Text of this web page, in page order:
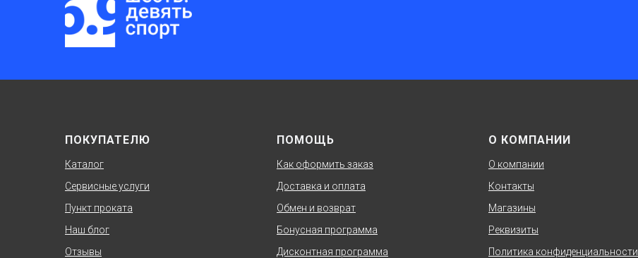
ПОКУПАТЕЛЮ
Каталог
Сервисные услуги
Пункт проката
Наш блог
Отзывы
ПОМОЩЬ
Как оформить заказ
Доставка и оплата
Обмен и возврат
Бонусная программа
Дисконтная программа
О КОМПАНИИ
О компании
Контакты
Магазины
Реквизиты
Политика конфиденциальности